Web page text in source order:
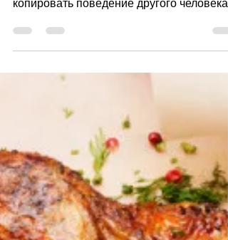
свой собственный путь к Б-гу, то незачем
копировать поведение другого человека.